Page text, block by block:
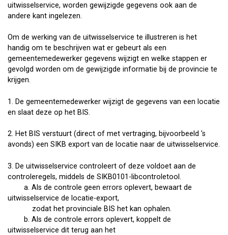
uitwisselservice, worden gewijzigde gegevens ook aan de
andere kant ingelezen.
Om de werking van de uitwisselservice te illustreren is het
handig om te beschrijven wat er gebeurt als een
gemeentemedewerker gegevens wijzigt en welke stappen er
gevolgd worden om de gewijzigde informatie bij de provincie te
krijgen.
1. De gemeentemedewerker wijzigt de gegevens van een locatie
en slaat deze op het BIS.
2. Het BIS verstuurt (direct of met vertraging, bijvoorbeeld 's
avonds) een SIKB export van de locatie naar de uitwisselservice.
3. De uitwisselservice controleert of deze voldoet aan de
controleregels, middels de SIKB0101-libcontroletool.
a. Als de controle geen errors oplevert, bewaart de
uitwisselservice de locatie-export,
zodat het provinciale BIS het kan ophalen.
b. Als de controle errors oplevert, koppelt de
uitwisselservice dit terug aan het